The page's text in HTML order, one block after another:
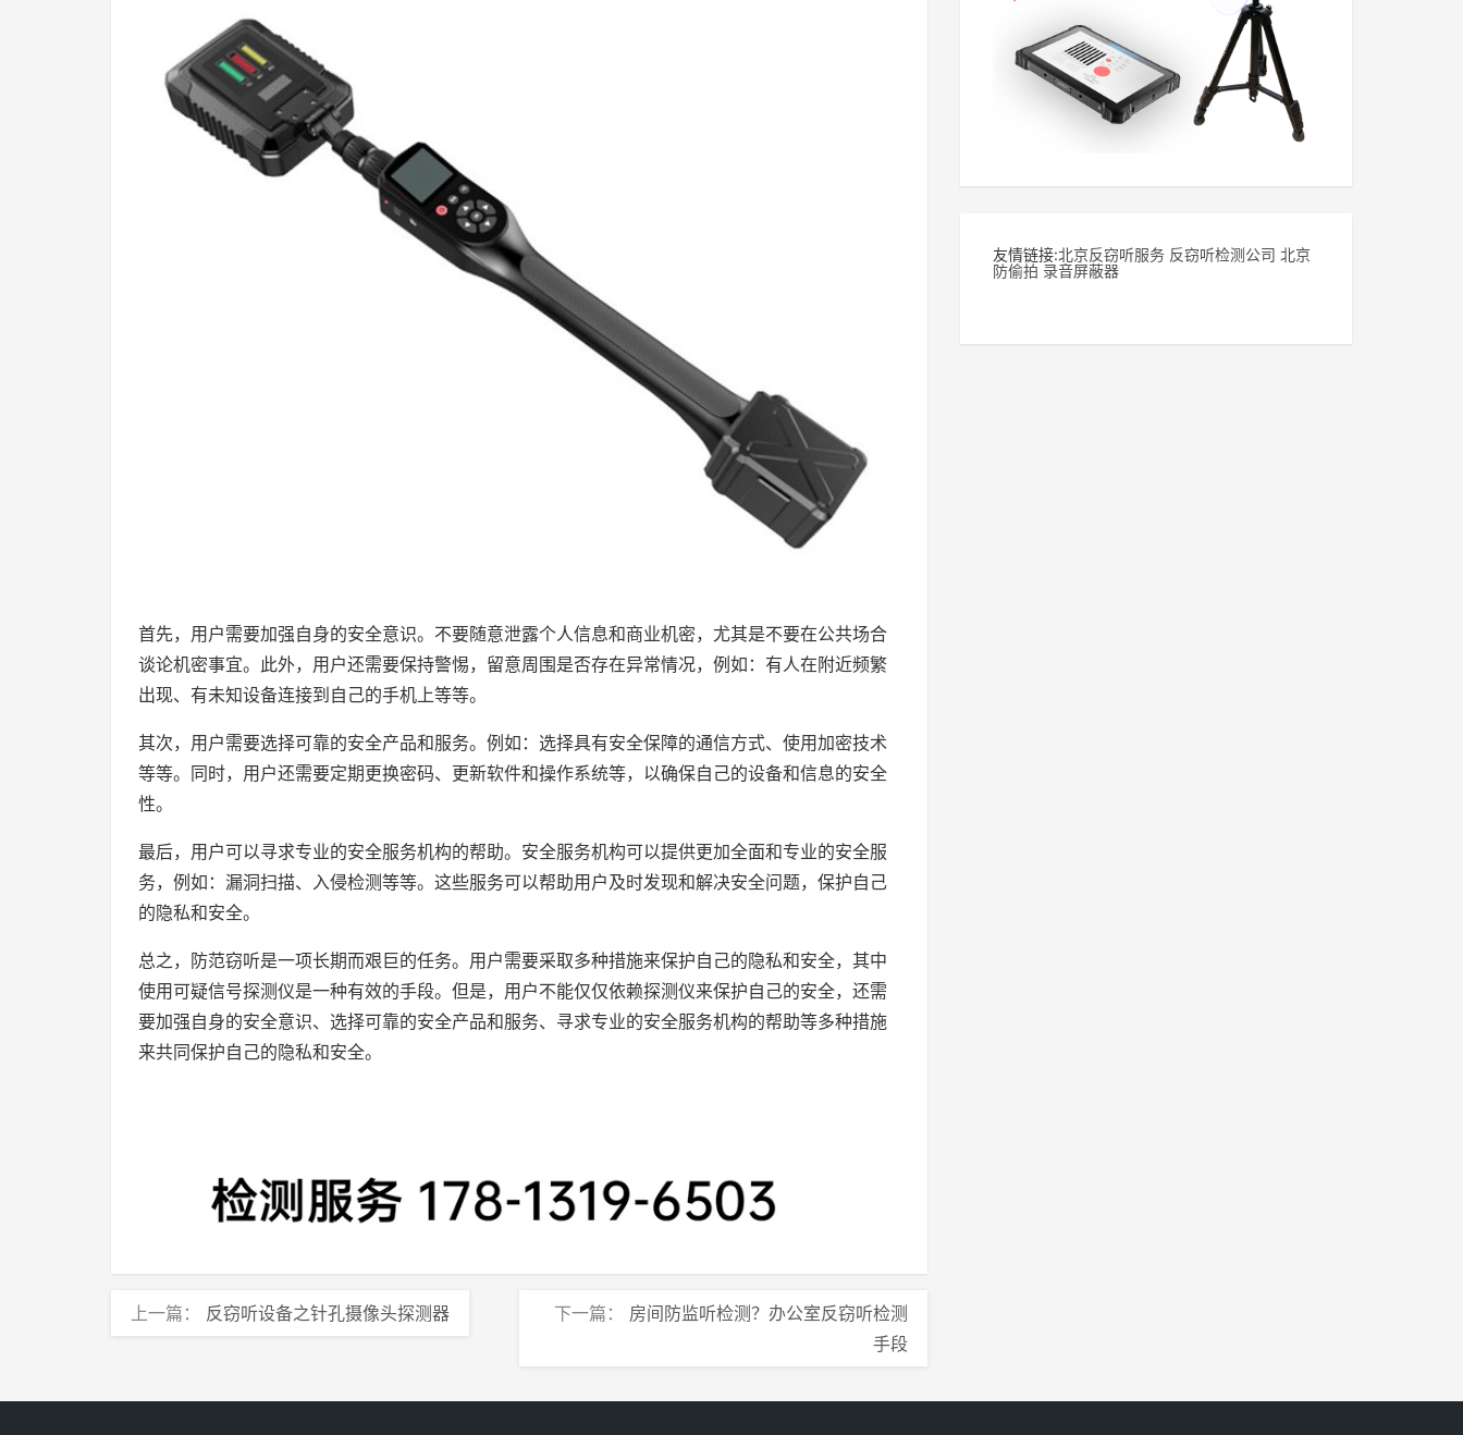
首先，用户需要加强自身的安全意识。不要随意泄露个人信息和商业机密，尤其是不要在公共场合
谈论机密事宜。此外，用户还需要保持警惕，留意周围是否存在异常情况，例如：有人在附近频繁
出现、有未知设备连接到自己的手机上等等。
其次，用户需要选择可靠的安全产品和服务。例如：选择具有安全保障的通信方式、使用加密技术
等等。同时，用户还需要定期更换密码、更新软件和操作系统等，以确保自己的设备和信息的安全
性。
最后，用户可以寻求专业的安全服务机构的帮助。安全服务机构可以提供更加全面和专业的安全服
务，例如：漏洞扫描、入侵检测等等。这些服务可以帮助用户及时发现和解决安全问题，保护自己
的隐私和安全。
总之，防范窃听是一项长期而艰巨的任务。用户需要采取多种措施来保护自己的隐私和安全，其中
使用可疑信号探测仪是一种有效的手段。但是，用户不能仅仅依赖探测仪来保护自己的安全，还需
要加强自身的安全意识、选择可靠的安全产品和服务、寻求专业的安全服务机构的帮助等多种措施
来共同保护自己的隐私和安全。
上一篇： 反窃听设备之针孔摄像头探测器 下一篇： 房间防监听检测？办公室反窃听检测
手段
友情链接:北京反窃听服务 反窃听检测公司 北京
防偷拍 录音屏蔽器